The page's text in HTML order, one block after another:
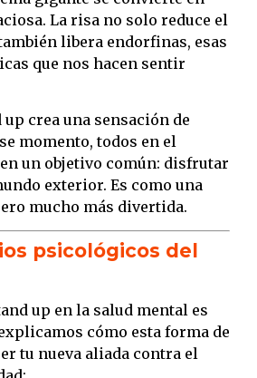
La risa no solo reduce el
libera endorfinas, esas
que nos hacen sentir
up crea una sensación de
momento, todos en el
un objetivo común: disfrutar
exterior. Es como una
mucho más divertida.
psicológicos del
up en la salud mental es
cómo esta forma de
tu nueva aliada contra el